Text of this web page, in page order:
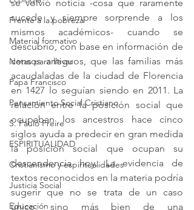
Frente a la pobreza
Material formativo
Notas para llevar
Papa Francisco
Pensamiento Social Cristiano
S. Paulo Freire
ESPIRITUALIDAD
Cristianismo y espiritualidades
Justicia Social
Educación
se volvió noticia -cosa que raramente
sucede y siempre sorprende a los
mismos académicos- cuando se
descubrió, con base en información de
censos antiguos, que las familias más
acaudaladas de la ciudad de Florencia
en 1427 lo seguían siendo en 2011. La
relación entre la posición social que
ocupaban los ancestros hace cinco
siglos ayuda a predecir en gran medida
la posición social que ocupan su
descendencia hoy. La evidencia de
textos reconocidos en la materia podría
sugerir que no se trata de un caso